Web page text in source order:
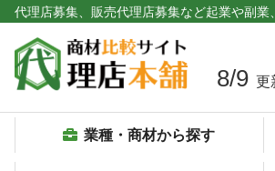
代理店募集、販売代理店募集など起業や副
8/9 更
業種・商材から探す